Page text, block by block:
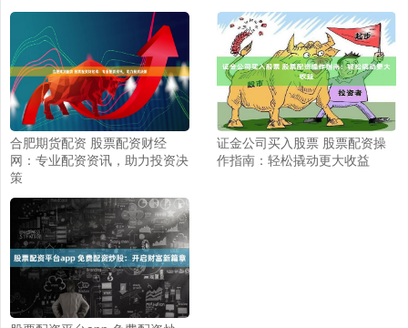
合肥期货配资 股票配资财经
网：专业配资资讯，助力投资决
策
证金公司买入股票 股票配资操
作指南：轻松撬动更大收益